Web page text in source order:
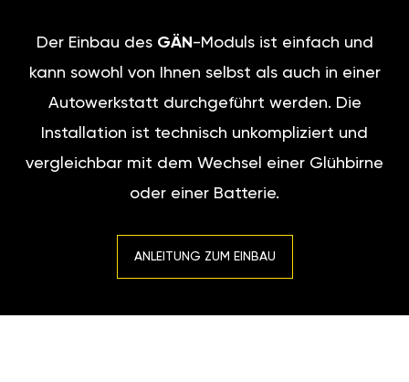
Der Einbau des GÄN -Moduls ist einfach und
kann sowohl von Ihnen selbst als auch in einer
Autowerkstatt durchgeführt werden. Die
Installation ist technisch unkompliziert und
vergleichbar mit dem Wechsel einer Glühbirne
oder einer Batterie.
ANLEITUNG ZUM EINBAU